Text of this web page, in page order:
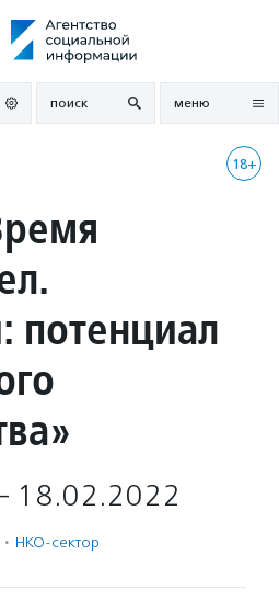
поиск меню
18+
потенциал
18.02.2022
· НКО-сектор